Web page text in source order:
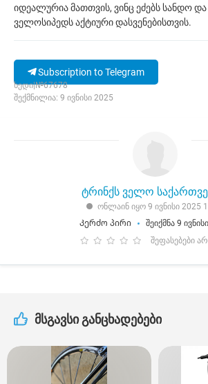
იდეალურია მათთვის, ვინც ეძებს სანდო
ველოსიპედს აქტიური დასვენებისთვის.
Subscription to Telegram
ხედი|№67678
შექმნილია: 9 ივნისი 2025
ტრინქს ველო
ონლაინ იყო 9 ივნისი 2025
Კერძო პირი
შეიქმნა 9
შეფასებები
მსგავსი განცხადებები